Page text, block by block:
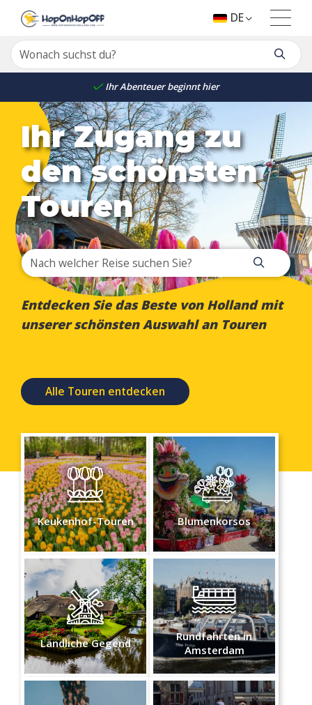
Ihr Abenteuer beginnt hier
DE
Ihr Zugang zu
den schönsten
Touren
Entdecken Sie das Beste von Holland mit
unserer schönsten Auswahl an Touren
Alle Touren entdecken
Keukenhof-Touren Blumenkorsos
Ländliche Gegend
Rundfahrten in
Amsterdam